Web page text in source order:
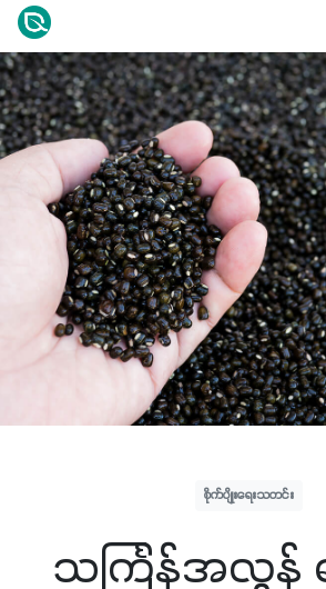
စိုက်ပျိုးရေးသတင်း
သင်္ကြန်အလွန်